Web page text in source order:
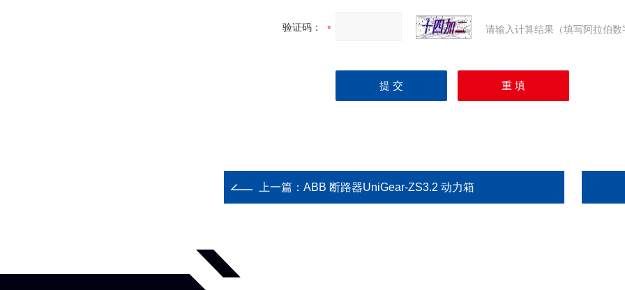
验证码： 请输入计算结果（填写阿拉伯
上一篇： ABB 断路器UniGear-ZS3.2 动力箱